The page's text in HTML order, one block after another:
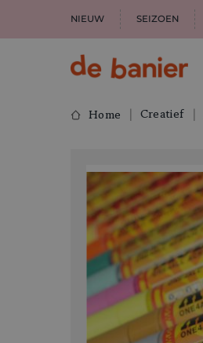
NIEUW SEIZOEN
Home Creatief